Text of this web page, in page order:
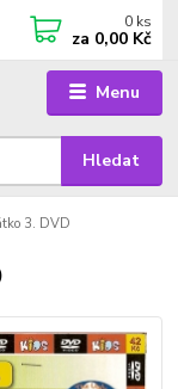
Menu
Hledat
0 ks
za 0,00 Kč
3. DVD